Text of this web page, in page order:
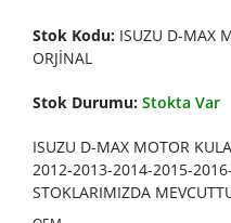
Stok Kodu: ISUZU D-MAX
ORJİNAL
Stok Durumu: Stokta Var
ISUZU D-MAX MOTOR
2012-2013-2014-2015-
STOKLARIMIZDA